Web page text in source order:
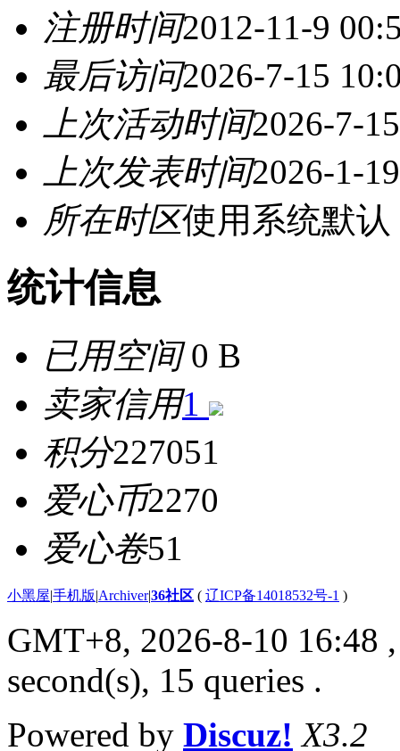
注册时间2012-11-9
最后访问2026-7-15
上次活动时间2026-7-
上次发表时间2026-1-
所在时区使用系统默认
统计信息
已用空间0 B
卖家信用1
积分227051
爱心币2270
爱心卷51
小黑屋|手机版|Archiver|36社区 ( 辽ICP备14018532号-1 )
GMT+8, 2026-8-10 16:48
second(s), 15 queries .
Powered by Discuz! X3.2